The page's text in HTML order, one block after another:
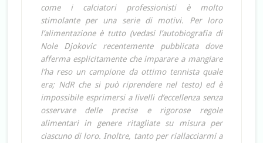
come i calciatori professionisti è molto
stimolante per una serie di motivi. Per loro
l’alimentazione è tutto (vedasi l’autobiografia di
Nole Djokovic recentemente pubblicata dove
afferma esplicitamente che imparare a mangiare
l’ha reso un campione da ottimo tennista quale
era; NdR che si può riprendere nel testo) ed è
impossibile esprimersi a livelli d’eccellenza senza
osservare delle precise e rigorose regole
alimentari in genere ritagliate su misura per
ciascuno di loro. Inoltre, tanto per riallacciarmi a